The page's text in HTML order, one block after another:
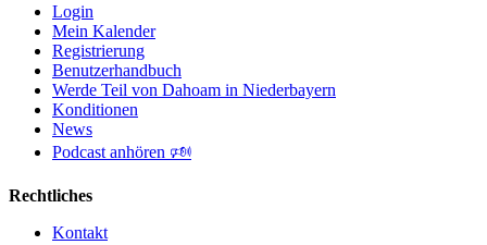
Login
Mein Kalender
Registrierung
Benutzerhandbuch
Werde Teil von Dahoam in Niederbayern
Konditionen
News
Podcast anhören 🕬
Rechtliches
Kontakt